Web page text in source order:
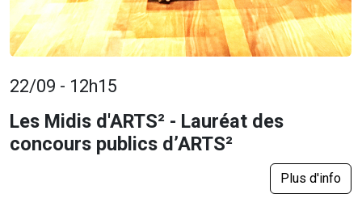
22/09 - 12h15
Les Midis d'ARTS² - Lauréat des
concours publics d’ARTS²
Plus d'info